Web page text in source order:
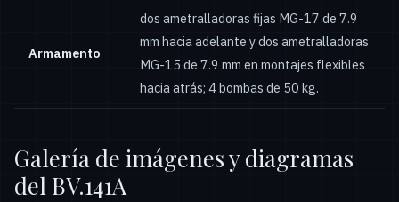
Armamento
dos ametralladoras fijas MG-17 de 7.9
mm hacia adelante y dos ametralladoras
MG-15 de 7.9 mm en montajes flexibles
hacia atrás; 4 bombas de 50 kg.
Galería de imágenes y diagramas
del BV.141A